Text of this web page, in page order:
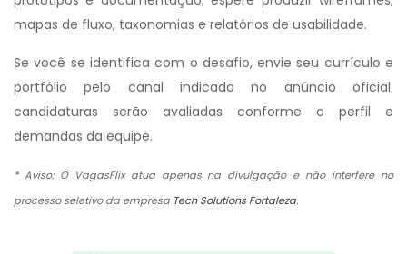
mapas de fluxo, taxonomias e relatórios de usabilidade.
Se você se identifica com o desafio, envie seu currículo e
portfólio pelo canal indicado no anúncio oficial;
candidaturas serão avaliadas conforme o perfil e
demandas da equipe.
* Aviso: O VagasFlix atua apenas na divulgação e não interfere no
processo seletivo da empresa Tech Solutions Fortaleza.